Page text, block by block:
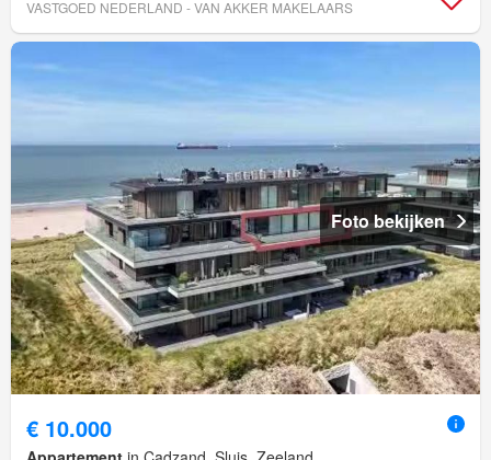
VASTGOED NEDERLAND - VAN AKKER MAKELAARS
Foto bekijken
€ 10.000